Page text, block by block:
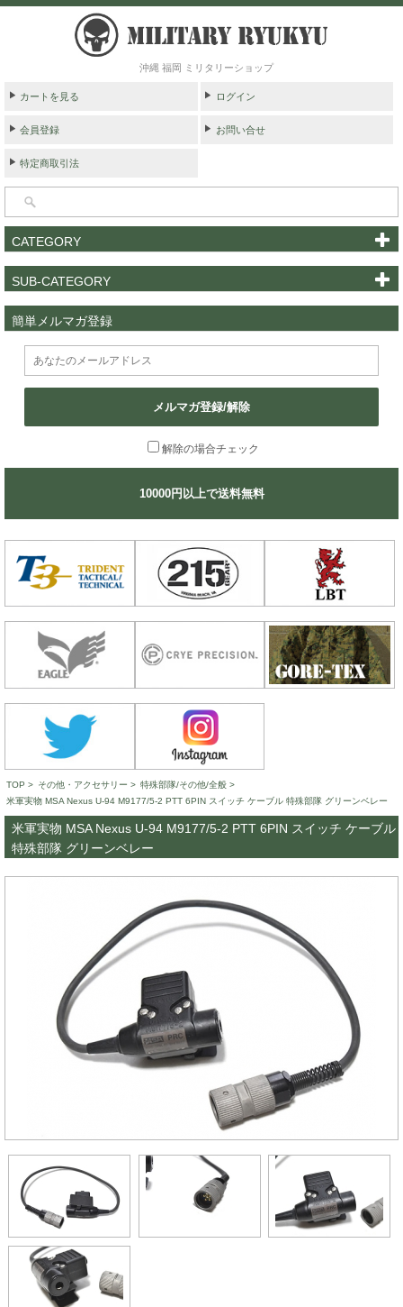
沖縄 福岡 ミリタリーショップ
カートを見る ログイン
会員登録 お問い合せ
特定商取引法
CATEGORY
SUB-CATEGORY
簡単メルマガ登録
メルマガ登録/解除
解除の場合チェック
10000円以上で送料無料
TOP > その他・アクセサリー > 特殊部隊/その他/全般 >
米軍実物 MSA Nexus U-94 M9177/5-2 PTT 6PIN スイッチ ケーブル 特殊部隊 グリーンベレー
米軍実物 MSA Nexus U-94 M9177/5-2 PTT 6PIN スイッチ ケーブル
特殊部隊 グリーンベレー